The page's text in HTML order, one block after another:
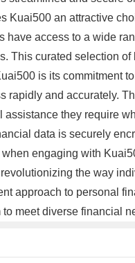
Kuai500 an attractive
access to a wide
This curated selection of
is its commitment
rapidly and accurately.
they require
data is securely
engaging with
the way
approach to personal
meet diverse financial